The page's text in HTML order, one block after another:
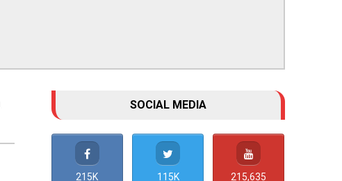
SOCIAL MEDIA
215K 115K 215,635